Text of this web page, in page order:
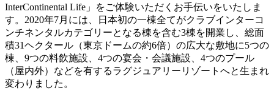
InterContinental Life」をご体験いただくお手伝いをいたしま
す。2020年7月には、日本初の一棟全てがクラブインターコ
ンチネンタルカテゴリーとなる棟を含む3棟を開業し、総面
積31ヘクタール（東京ドームの約6倍）の広大な敷地に5つの
棟、9つの料飲施設、4つの宴会・会議施設、4つのプール
（屋内外）などを有するラグジュアリーリゾートへと生まれ
変わりました。